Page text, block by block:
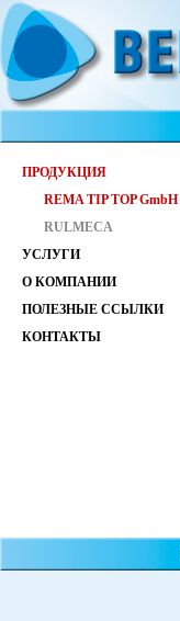
ПРОДУКЦИЯ
REMA TIP TOP GmbH
RULMECA
УСЛУГИ
О КОМПАНИИ
ПОЛЕЗНЫЕ ССЫЛКИ
КОНТАКТЫ